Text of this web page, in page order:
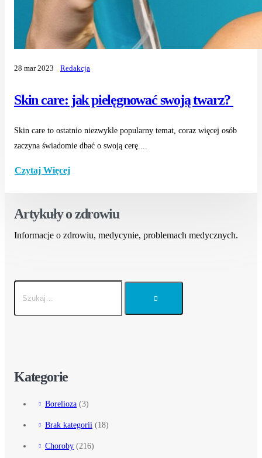
Skin care: jak pielęgnować swoją twarz?
28 mar 2023 Redakcja
Skin care to ostatnio niezwykle popularny temat, coraz więcej osób
zaczyna świadomie dbać o swoją cerę....
Czytaj Więcej
Artykuły o zdrowiu
Informacje o zdrowiu, medycynie, problemach medycznych.
Kategorie
Borelioza (3)
Brak kategorii (18)
Choroby (216)